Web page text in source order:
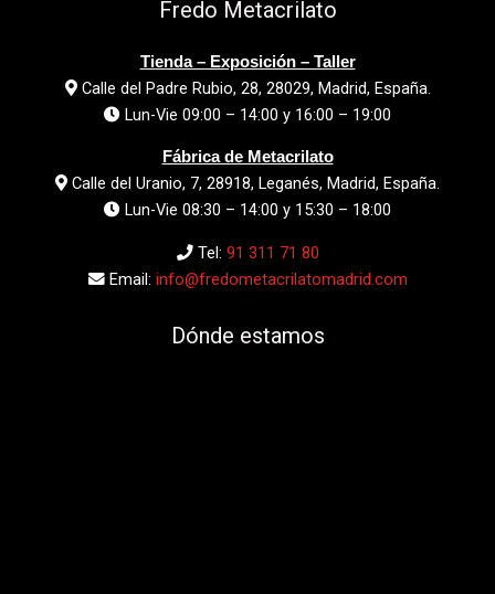
Fredo Metacrilato
Tienda – Exposición – Taller
Calle del Padre Rubio, 28, 28029, Madrid, España.
Lun-Vie 09:00 – 14:00 y 16:00 – 19:00
Fábrica de Metacrilato
Calle del Uranio, 7, 28918, Leganés, Madrid, España.
Lun-Vie 08:30 – 14:00 y 15:30 – 18:00
Tel: 91 311 71 80
Email: info@fredometacrilatomadrid.com
Dónde estamos